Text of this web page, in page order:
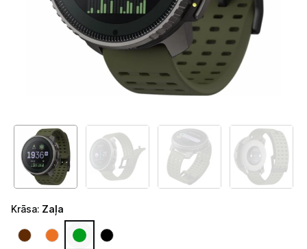
Telefoni, planšetdatori
Viedierīces
Viedpulksteņi un aproces
Viedie gredzeni
Fitnesa aproces
Aksesuāri viedpulksteņiem
Droni un piederumi
Krāsa: Zaļa